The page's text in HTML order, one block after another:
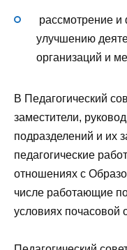
рассмотрение
улучшению
организаций и
В Педагогический
заместители,
подразделений и их
педагогические
отношениях с
числе работающие
условиях почасовой